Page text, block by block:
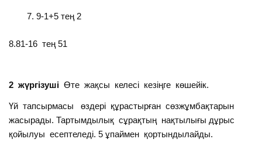
9-1+5 тең 2
8.81-16 тең 51
2 жүргізуші Өте жақсы келесі кезіңге көшейік.
Үй тапсырмасы өздері құрастырған сөзжұмбақтарын
жасырады. Тартымдылық сұрақтың нақтылығы дұрыс
қойылуы есептеледі. 5 ұпаймен қортындылайды.